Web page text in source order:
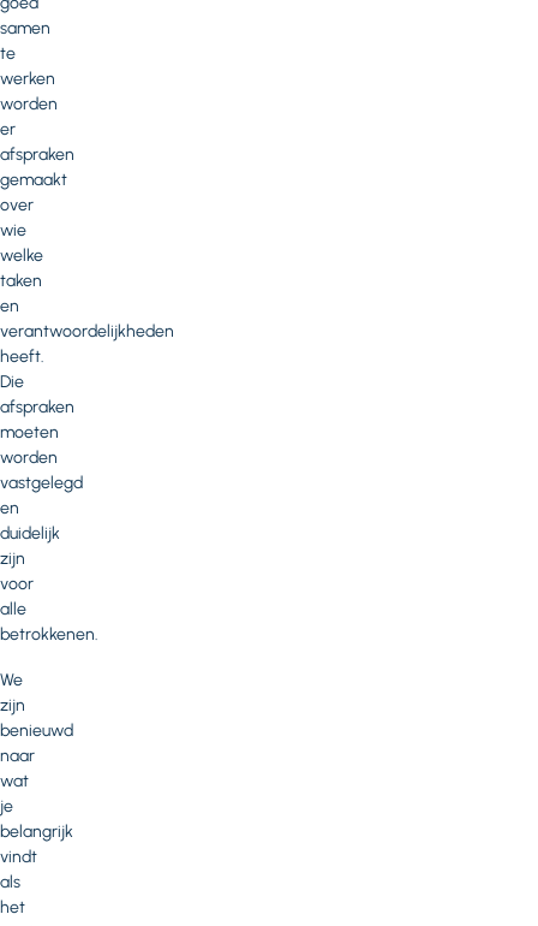
samen
te
werken
worden
er
afspraken
gemaakt
over
wie
welke
taken
en
verantwoordelijkheden
heeft.
Die
afspraken
moeten
worden
vastgelegd
en
duidelijk
zijn
voor
alle
betrokkenen.
We
zijn
benieuwd
naar
wat
je
belangrijk
vindt
als
het